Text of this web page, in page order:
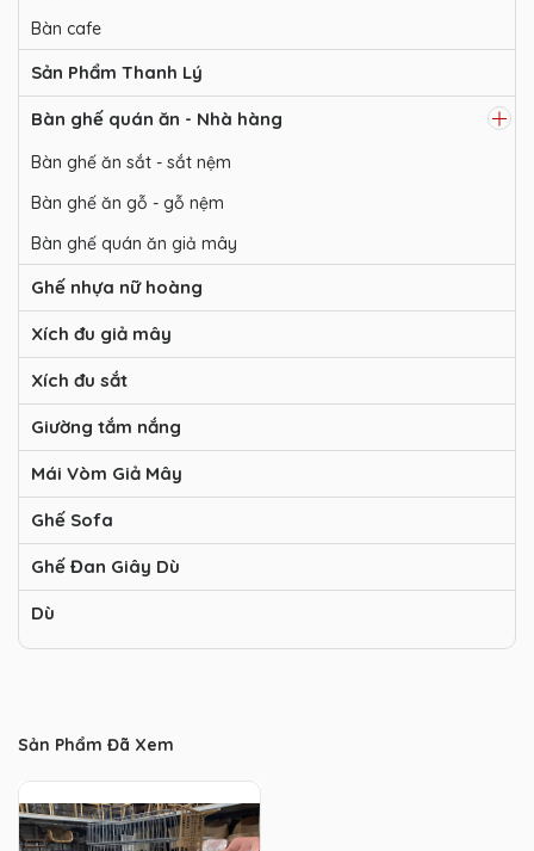
Bàn cafe
Sản Phẩm Thanh Lý
Bàn ghế quán ăn - Nhà hàng
Bàn ghế ăn sắt - sắt nệm
Bàn ghế ăn gỗ - gỗ nệm
Bàn ghế quán ăn giả mây
Ghế nhựa nữ hoàng
Xích đu giả mây
Xích đu sắt
Giường tắm nắng
Mái Vòm Giả Mây
Ghế Sofa
Ghế Đan Giây Dù
Dù
Sản Phẩm Đã Xem